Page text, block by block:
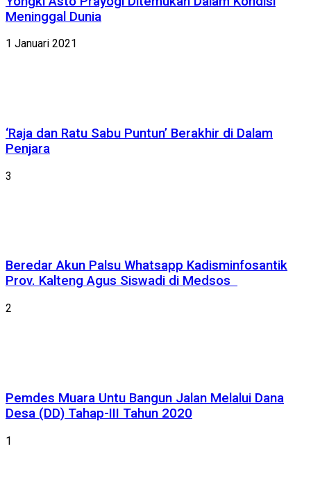
Meninggal Dunia
1 Januari 2021
‘Raja dan Ratu Sabu Puntun’ Berakhir di Dalam
Penjara
3
Beredar Akun Palsu Whatsapp Kadisminfosantik
Prov. Kalteng Agus Siswadi di Medsos
2
Pemdes Muara Untu Bangun Jalan Melalui Dana
Desa (DD) Tahap-III Tahun 2020
1